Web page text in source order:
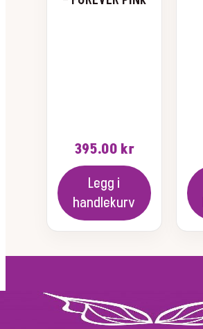
395.00 kr
Legg i
handlekurv